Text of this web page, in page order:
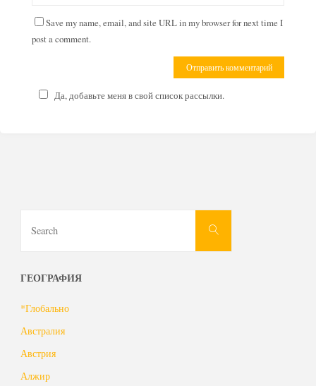
Save my name, email, and site URL in my browser for next time I
post a comment.
Да, добавьте меня в свой список рассылки.
Search
ГЕОГРАФИЯ
*Глобально
Австралия
Австрия
Алжир